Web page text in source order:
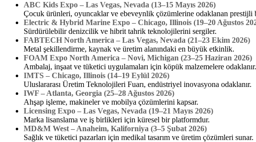
ABC Kids Expo – Las Vegas, Nevada (13–15 Mayıs 2026)
Çocuk ürünleri, oyuncaklar ve ebeveynlik çözümlerine odaklanan prestijli
Electric & Hybrid Marine Expo – Chicago, Illinois (19–20 Ağustos
Sürdürülebilir denizcilik ve hibrit tahrik teknolojilerini sergiler.
FABTECH North America – Las Vegas, Nevada (21–23 Ekim 2026)
Metal şekillendirme, kaynak ve üretim alanındaki en büyük etkinlik.
FOAM Expo North America – Novi, Michigan (23–25 Haziran 2026)
Ambalaj, inşaat ve tüketici uygulamaları için köpük malzemelere odaklanır.
IMTS – Chicago, Illinois (14–19 Eylül 2026)
Uluslararası Üretim Teknolojileri Fuarı, endüstriyel inovasyona odaklanır.
IWF – Atlanta, Georgia (25–28 Ağustos 2026)
Ahşap işleme, makineler ve mobilya çözümlerini kapsar.
Licensing Expo – Las Vegas, Nevada (19–21 Mayıs 2026)
Marka lisanslama ve iş birlikleri için küresel bir platformdur.
MD&M West – Anaheim, Kaliforniya (3–5 Şubat 2026)
Sağlık ve tüketici pazarları için medikal tasarım ve üretim çözümleri sunar.